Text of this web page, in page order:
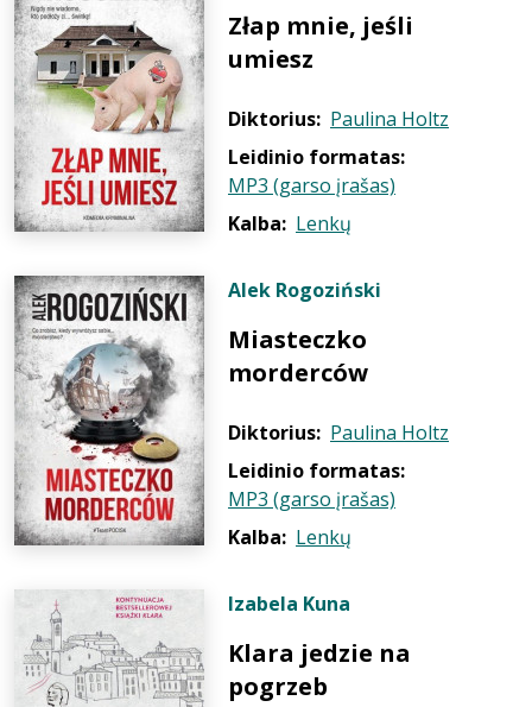
Złap mnie, jeśli
umiesz
Diktorius: Paulina Holtz
Leidinio formatas:
MP3 (garso įrašas)
Kalba: Lenkų
Alek Rogoziński
Miasteczko
morderców
Diktorius: Paulina Holtz
Leidinio formatas:
MP3 (garso įrašas)
Kalba: Lenkų
Izabela Kuna
Klara jedzie na
pogrzeb